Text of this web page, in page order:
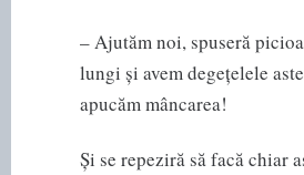
– Ajutăm noi, spuseră
lungi și avem degețelele
apucăm mâncarea!
Și se repeziră să facă chiar